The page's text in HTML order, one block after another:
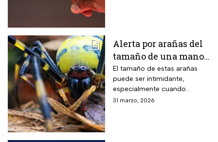
Alerta por arañas del
tamaño de una mano
que invaden EUA
El tamaño de estas arañas
puede ser intimidante,
especialmente cuando
aparecen cerca de viviendas,
31 marzo, 2026